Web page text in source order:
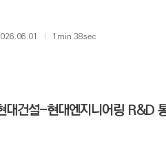
1min 38sec
대건설-현대엔지니어링 R&D